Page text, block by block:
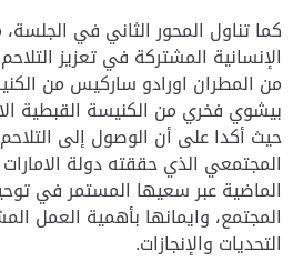
كما تناول المحور الثاني في
الإنسانية المشتركة في تعزيز
من المطران اورادو ساركيس من
بيشوي فخري من الكنيسة القبطية
حيث أكدا على أن الوصول إلى
المجتمعي الذي حققته دولة
الماضية عبر سعيها المستمر في
المجتمع، وايمانها بأهمية العمل
التحديات والإنجازات.